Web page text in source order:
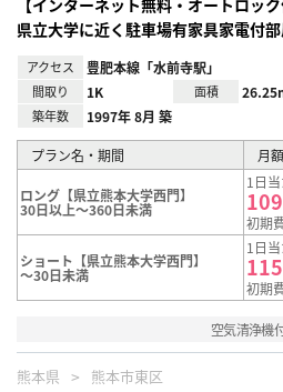
県立大学に近く駐車場有家具家電付部
アクセス 豊肥本線「水前寺駅」
間取り 1K 面積
築年数 1997年 8月 築
プラン名・期間 月
ロング【県立熊本大学西門】
30日以上～360日未満
1日
初期
ショート【県立熊本大学西門】
～30日未満
1日
初期
空気清浄機
熊本県 熊本市東区